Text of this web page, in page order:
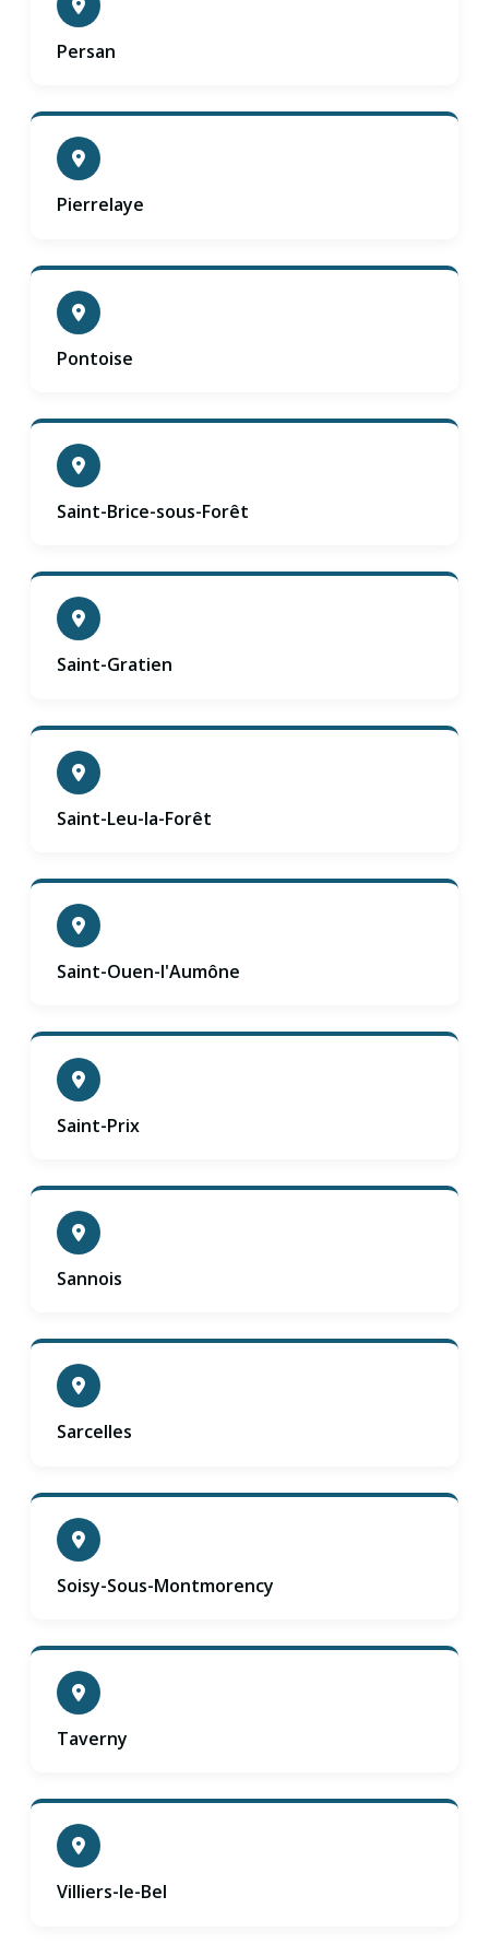
Persan
Pierrelaye
Pontoise
Saint-Brice-sous-Forêt
Saint-Gratien
Saint-Leu-la-Forêt
Saint-Ouen-l'Aumône
Saint-Prix
Sannois
Sarcelles
Soisy-Sous-Montmorency
Taverny
Villiers-le-Bel